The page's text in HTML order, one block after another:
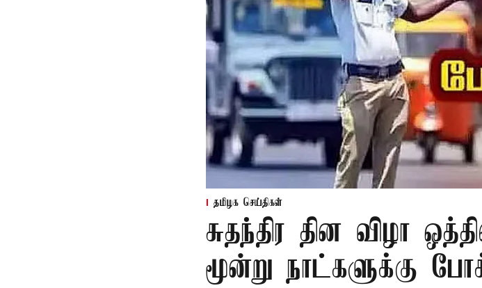
தமிழக செய்திகள்
சுதந்திர தின விழா
மூன்று நாட்களுக்கு